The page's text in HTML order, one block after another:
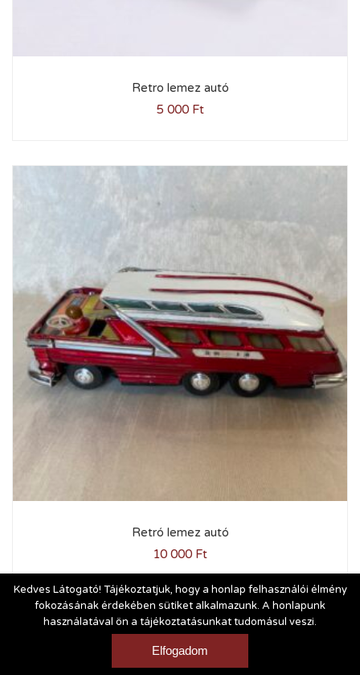
Retro lemez autó
5 000 Ft
Retró lemez autó
10 000 Ft
Vásárlási és szállítási feltételek|Impresszum
Kedves Látogató! Tájékoztatjuk, hogy a honlap felhasználói élmény
fokozásának érdekében sütiket alkalmazunk. A honlapunk
használatával ön a tájékoztatásunkat tudomásul veszi.
Elfogadom